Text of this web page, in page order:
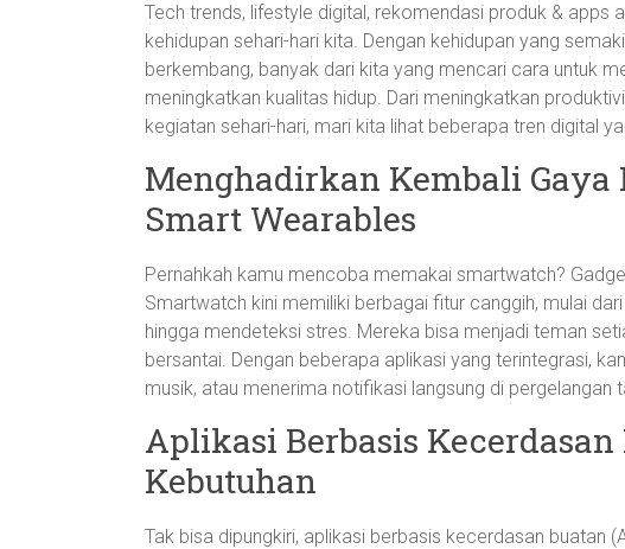
Tech trends, lifestyle digital, rekomendasi produk & apps
kehidupan sehari-hari kita. Dengan kehidupan yang
berkembang, banyak dari kita yang mencari cara untuk
meningkatkan kualitas hidup. Dari meningkatkan
kegiatan sehari-hari, mari kita lihat beberapa tren digital
Menghadirkan Kembali Gaya
Smart Wearables
Pernahkah kamu mencoba memakai smartwatch?
Smartwatch kini memiliki berbagai fitur canggih, mulai
hingga mendeteksi stres. Mereka bisa menjadi teman
bersantai. Dengan beberapa aplikasi yang terintegrasi,
musik, atau menerima notifikasi langsung di pergelangan
Aplikasi Berbasis
Kebutuhan
Tak bisa dipungkiri, aplikasi berbasis kecerdasan buatan